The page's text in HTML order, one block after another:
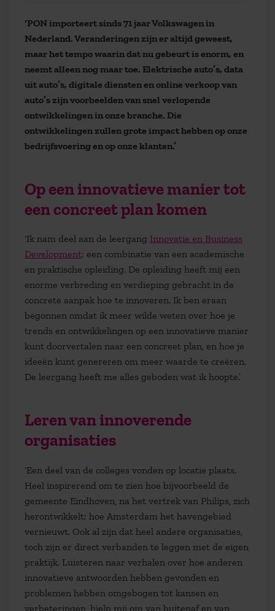
‘PON importeert sinds 71 jaar Volkswagen in
Nederland. Veranderingen zijn er altijd geweest,
maar het tempo waarin dat nu gebeurt is enorm, en
neemt alleen nog maar toe. Elektrische auto’s, data
uit auto’s, digitale diensten en online verkoop van
auto’s zijn voorbeelden van snel verlopende
ontwikkelingen in onze branche. Die
ontwikkelingen zullen grote impact hebben op onze
bedrijfsvoering en op onze klanten.’
Op een innovatieve manier tot
een concreet plan komen
‘Ik nam deel aan de leergang Innovatie en Business
Development: een combinatie van een academische
en praktische opleiding. De opleiding heeft mij een
enorme verbreding en verdieping gebracht in de
concrete aanpak hoe te innoveren. Ik ben eraan
begonnen omdat ik meer wilde weten over hoe je
trends en ontwikkelingen op een innovatieve manier
kunt doorvertalen naar een concreet plan, en hoe je
ideeën kunt genereren om meer waarde te creëren.
De leergang heeft me alles geboden wat ik hoopte.’
Leren van innoverende
organisaties
‘Een deel van de colleges vonden op locatie plaats.
Heel inspirerend om te zien hoe bijvoorbeeld de
gemeente Eindhoven, na het vertrek van Philips, zich
herontwikkelt; hoe Amsterdam het havengebied
vernieuwt. Ook al zijn dat heel andere organisaties,
toch zijn er direct verbanden te leggen met de eigen
praktijk. Luisteren naar verhalen over hoe anderen
innovatieve antwoorden hebben gevonden en
problemen hebben omgebogen tot kansen en
verbeteringen, hielp mij om van buitenaf en van